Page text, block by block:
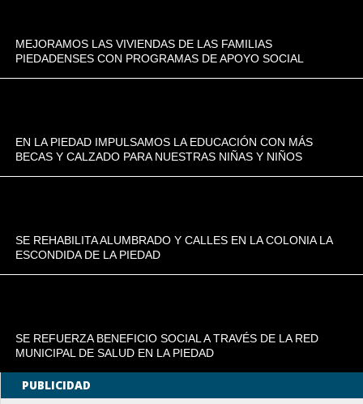
MEJORAMOS LAS VIVIENDAS DE LAS FAMILIAS
PIEDADENSES CON PROGRAMAS DE APOYO SOCIAL
EN LA PIEDAD IMPULSAMOS LA EDUCACIÓN CON MÁS
BECAS Y CALZADO PARA NUESTRAS NIÑAS Y NIÑOS
SE REHABILITA ALUMBRADO Y CALLES EN LA COLONIA LA
ESCONDIDA DE LA PIEDAD
SE REFUERZA BENEFICIO SOCIAL A TRAVÉS DE LA RED
MUNICIPAL DE SALUD EN LA PIEDAD
PUBLICIDAD